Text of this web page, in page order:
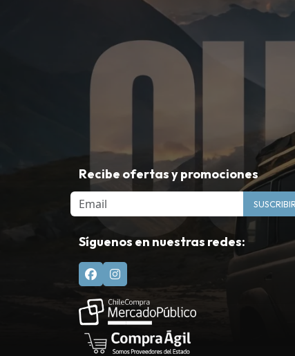
Recibe ofertas y promociones
Email
Síguenos en nuestras redes: